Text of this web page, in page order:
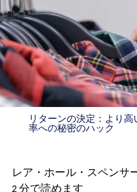
リターンの決定：より
率への秘密のハック
レア・ホール・スペンサ
2分で読めます